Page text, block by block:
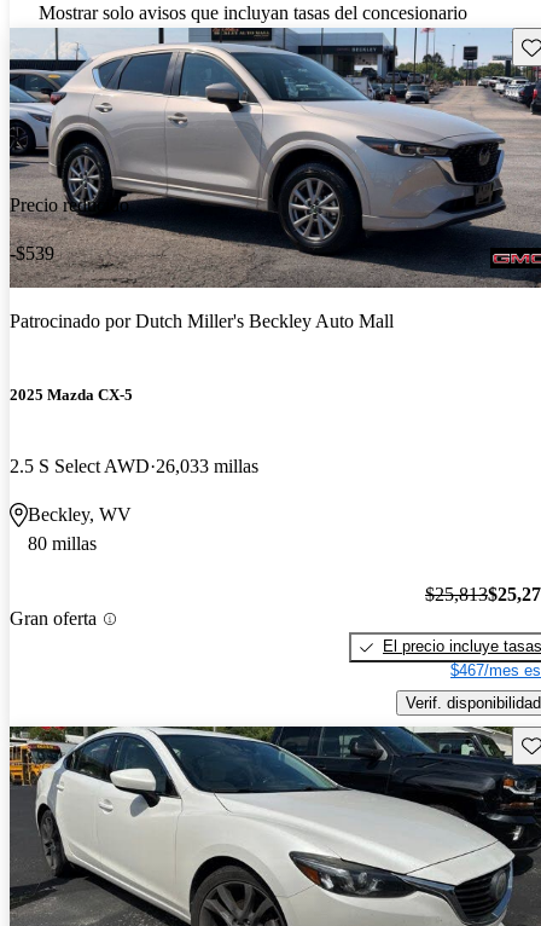
Mostrar solo avisos que incluyan tasas del concesionario
Precio reducido
-$539
Patrocinado porDutch Miller's Beckley Auto Mall
2025 Mazda CX-5
2.5 S Select AWD 26,033 millas
Beckley, WV
80 millas
Gran oferta
$25,813
El precio incluye tasas
$467/mes
Verif. disponibilidad